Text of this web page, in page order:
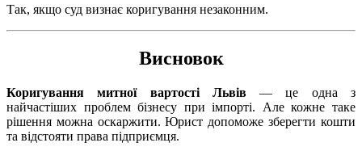
Так, якщо суд визнає коригування незаконним.
Висновок
Коригування митної вартості Львів— це одна з
найчастіших проблем бізнесу при імпорті. Але кожне таке
рішення можна оскаржити. Юрист допоможе зберегти кошти
та відстояти права підприємця.